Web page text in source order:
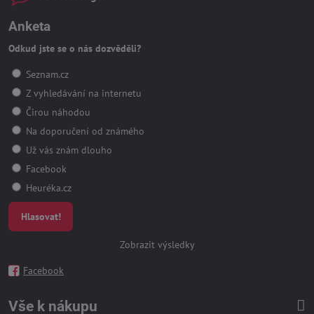
Anketa
Odkud jste se o nás dozvěděli?
Seznam.cz
Z vyhledávání na internetu
Čirou náhodou
Na doporučení od známého
Už vás znám dlouho
Facebook
Heuréka.cz
Hlasovat!
Zobrazit výsledky
Facebook
Vše k nákupu